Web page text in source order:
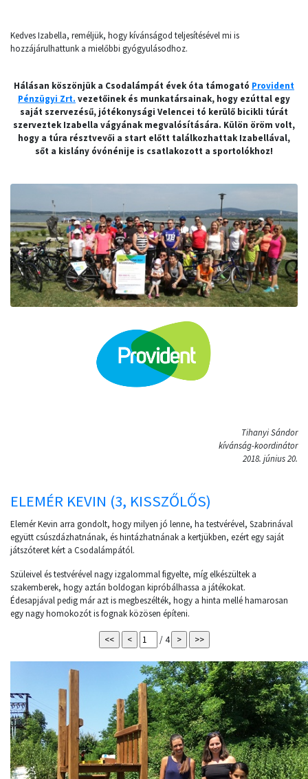
Kedves Izabella, reméljük, hogy kívánságod teljesítésével mi is
hozzájárulhattunk a mielőbbi gyógyulásodhoz.
Hálásan köszönjük a Csodalámpát évek óta támogató Provident
Pénzügyi Zrt. vezetőinek és munkatársainak, hogy ezúttal egy
saját szervezésű, jótékonysági Velencei tó kerülő bicikli túrát
szerveztek Izabella vágyának megvalósítására. Külön öröm volt,
hogy a túra résztvevői a start előtt találkozhattak Izabellával,
sőt a kislány óvónénije is csatlakozott a sportolókhoz!
Tihanyi Sándor
kívánság-koordinátor
2018. június 20.
ELEMÉR KEVIN (3, KISSZŐLŐS)
Elemér Kevin arra gondolt, hogy milyen jó lenne, ha testvérével, Szabrinával
együtt csúszdázhatnának, és hintázhatnának a kertjükben, ezért egy saját
játszóteret kért a Csodalámpától.
Szüleivel és testvérével nagy izgalommal figyelte, míg elkészültek a
szakemberek, hogy aztán boldogan kipróbálhassa a játékokat.
Édesapjával pedig már azt is megbeszélték, hogy a hinta mellé hamarosan
egy nagy homokozót is fognak közösen építeni.
/ 4